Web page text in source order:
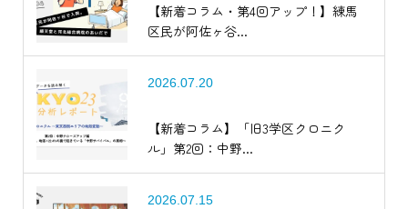
【新着コラム・第4回アップ！】練馬
区民が阿佐ヶ谷...
2026.07.20
【新着コラム】「旧3学区クロニク
ル」第2回：中野...
2026.07.15